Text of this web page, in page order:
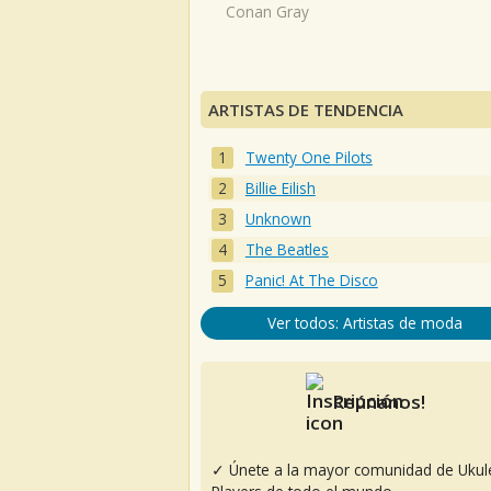
Conan Gray
ARTISTAS DE TENDENCIA
Twenty One Pilots
Billie Eilish
Unknown
The Beatles
Panic! At The Disco
Ver todos: Artistas de moda
Reúnanos!
✓ Únete a la mayor comunidad de